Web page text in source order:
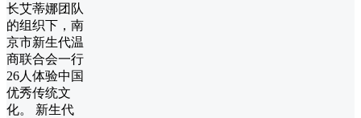
长艾蒂娜团队
的组织下，南
京市新生代温
商联合会一行
26人体验中国
优秀传统文
化。 新生代